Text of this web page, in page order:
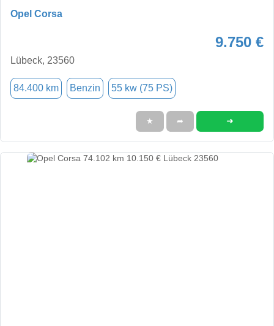
Opel Corsa
9.750 €
Lübeck, 23560
84.400 km Benzin 55 kw (75 PS)
★ ➦ ➜